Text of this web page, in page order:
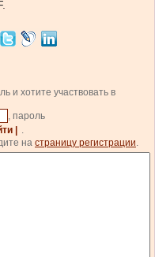
и хотите участвовать в
, пароль
|
.
на страницу регистрации.